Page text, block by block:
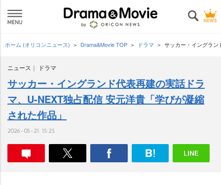
ホーム (オリコンニュース) Drama&Movie TOP ドラマ サッカー・イングラン
ニュース ドラマ
サッカー・イングランド代表再建の実話ドラ
マ、U-NEXT独占配信 安元洋貴「学びが凝縮
された作品」
2026-05-21 15:25